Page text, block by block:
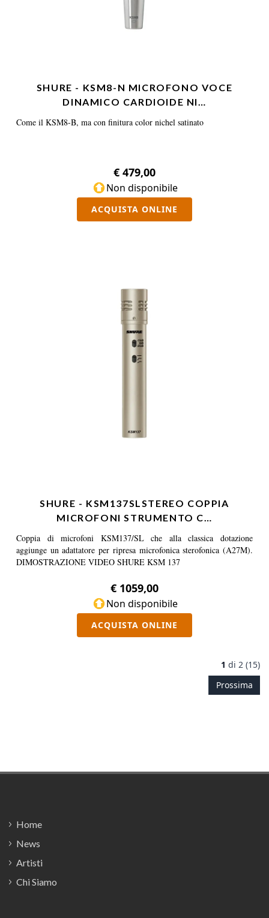
SHURE - KSM8-N MICROFONO VOCE
DINAMICO CARDIOIDE NI…
Come il KSM8-B, ma con finitura color nichel satinato
€ 479,00
Non disponibile
ACQUISTA ONLINE
SHURE - KSM137SLSTEREO COPPIA
MICROFONI STRUMENTO C…
Coppia di microfoni KSM137/SL che alla classica dotazione
aggiunge un adattatore per ripresa microfonica sterofonica (A27M).
DIMOSTRAZIONE VIDEO SHURE KSM 137
€ 1059,00
Non disponibile
ACQUISTA ONLINE
1 di 2 (15)
Prossima
Home
News
Artisti
Chi Siamo